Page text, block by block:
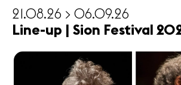
21.08.26 > 06.09.26
Line-up | Sion Festival